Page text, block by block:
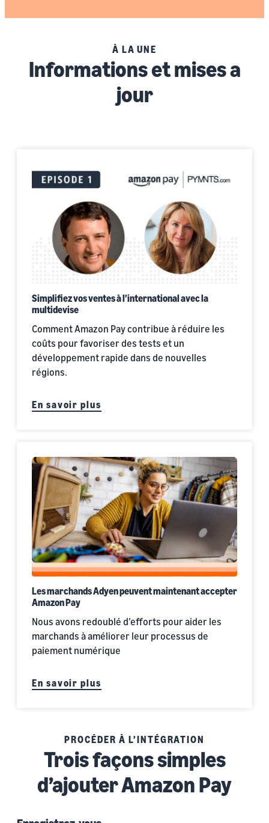
À LA UNE
Informations et mises a
jour
Simplifiez vos ventes à l’international avec la
multidevise
Comment Amazon Pay contribue à réduire les
coûts pour favoriser des tests et un
développement rapide dans de nouvelles
régions.
En savoir plus
Les marchands Adyen peuvent maintenant accepter
Amazon Pay
Nous avons redoublé d’efforts pour aider les
marchands à améliorer leur processus de
paiement numérique
En savoir plus
PROCÉDER À L’INTÉGRATION
Trois façons simples
d’ajouter Amazon Pay